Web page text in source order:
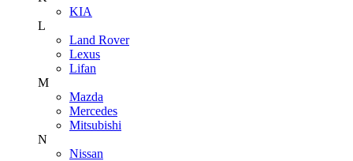
KIA
L
Land Rover
Lexus
Lifan
M
Mazda
Mercedes
Mitsubishi
N
Nissan